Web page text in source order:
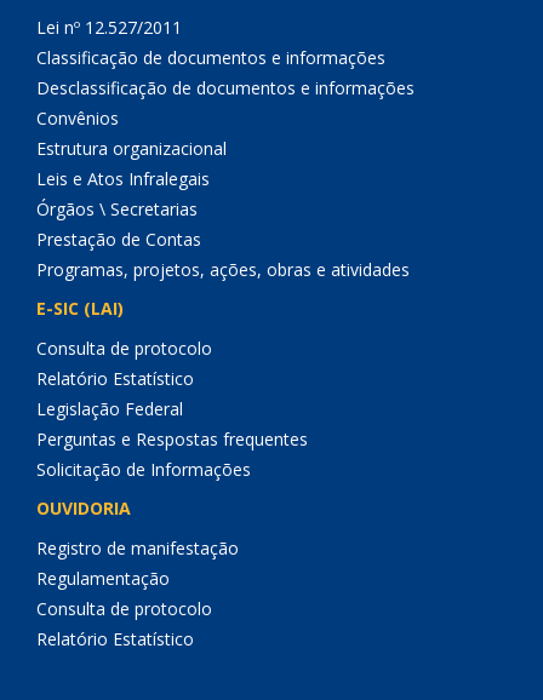
Lei nº 12.527/2011
Classificação de documentos e informações
Desclassificação de documentos e informações
Convênios
Estrutura organizacional
Leis e Atos Infralegais
Órgãos \ Secretarias
Prestação de Contas
Programas, projetos, ações, obras e atividades
E-SIC (LAI)
Consulta de protocolo
Relatório Estatístico
Legislação Federal
Perguntas e Respostas frequentes
Solicitação de Informações
OUVIDORIA
Registro de manifestação
Regulamentação
Consulta de protocolo
Relatório Estatístico